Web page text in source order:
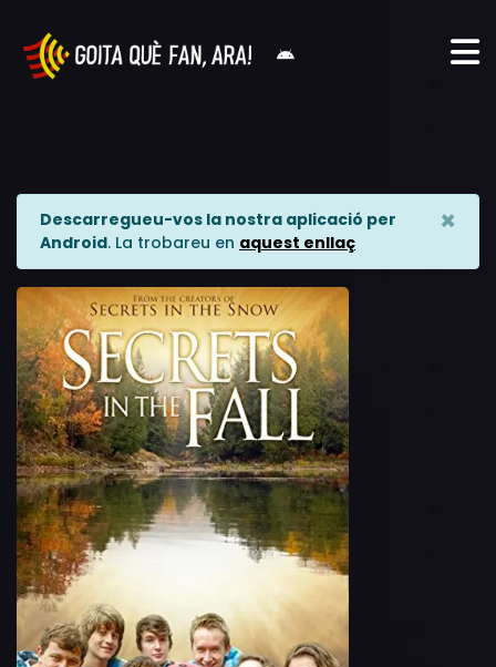
Descarregueu-vos la nostra aplicació per
Android. La trobareu en aquest enllaç
×